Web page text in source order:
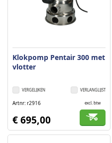
Klokpomp Pentair 300 met
vlotter
VERLANGLIJST
VERGELIJKEN
Artnr r2916 excl. btw
€ 695,00